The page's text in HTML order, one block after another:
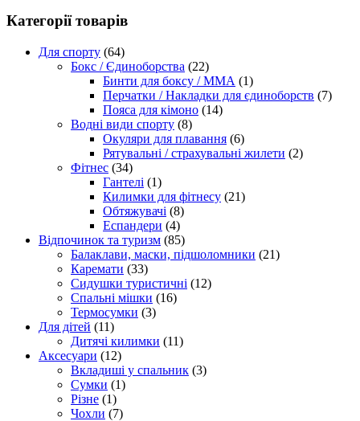
Категорії товарів
Для спорту (64)
Бокс / Єдиноборства (22)
Бинти для боксу / ММА (1)
Перчатки / Накладки для єдиноборств (7)
Пояса для кімоно (14)
Водні види спорту (8)
Окуляри для плавання (6)
Рятувальні / страхувальні жилети (2)
Фітнес (34)
Гантелі (1)
Килимки для фітнесу (21)
Обтяжувачі (8)
Еспандери (4)
Відпочинок та туризм (85)
Балаклави, маски, підшоломники (21)
Каремати (33)
Сидушки туристичні (12)
Спальні мішки (16)
Термосумки (3)
Для дітей (11)
Дитячі килимки (11)
Аксесуари (12)
Вкладиші у спальник (3)
Сумки (1)
Різне (1)
Чохли (7)